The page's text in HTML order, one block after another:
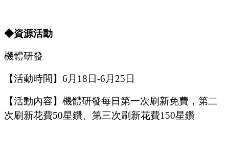
◆資源活動
機體研發
【活動時間】 6月 18 日-6月 25 日
【活動內容】機體研發每日第一次刷新免費，第二
次刷新花費50星鑽、第三次刷新花費150星鑽